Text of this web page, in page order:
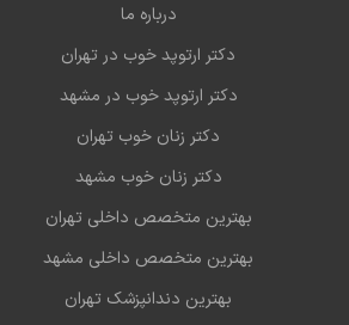
درباره ما
دکتر ارتوپد خوب در تهران
دکتر ارتوپد خوب در مشهد
دکتر زنان خوب تهران
دکتر زنان خوب مشهد
بهترین متخصص داخلی تهران
بهترین متخصص داخلی مشهد
بهترین دندانپزشک تهران